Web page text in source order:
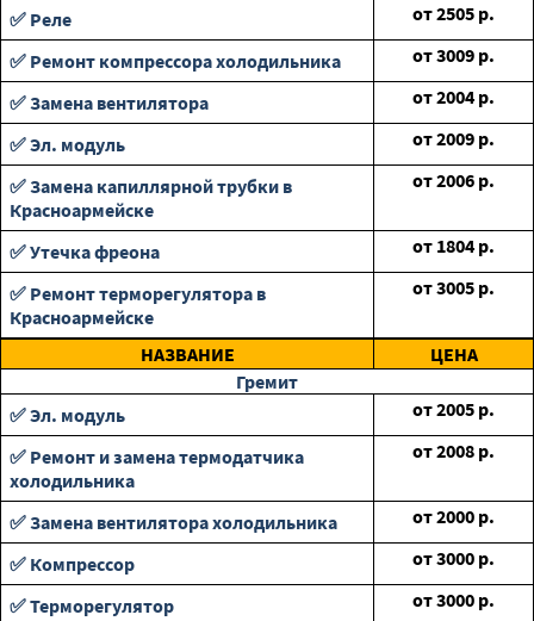
✅ Реле
от2505 р.
✅ Ремонт компрессора холодильника
от3009 р.
✅ Замена вентилятора
от2004 р.
✅ Эл. модуль
от2009 р.
✅ Замена капиллярной трубки в
Красноармейске
от2006 р.
✅ Утечка фреона от 1804 р.
✅ Ремонт терморегулятора в
Красноармейске
от3005 р.
НАЗВАНИЕ
ЦЕНА
Гремит
✅ Эл. модуль
от2005 р.
✅ Ремонт и замена термодатчика
холодильника
от2008 р.
✅ Замена вентилятора холодильника от2000 р.
✅ Компрессор
от3000 р.
✅ Терморегулятор
от3000 р.